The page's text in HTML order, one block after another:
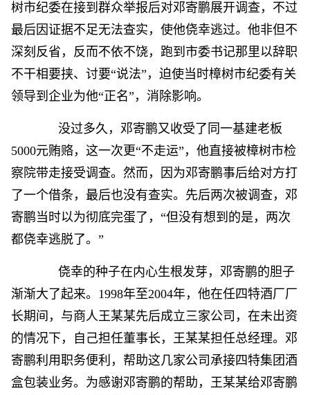
树市纪委在接到群众举报后对邓寄鹏展开调查，不过
最后因证据不足无法查实，使他侥幸逃过。他非但不
深刻反省，反而不依不饶，跑到市委书记那里以辞职
不干相要挟、讨要“说法”，迫使当时樟树市纪委有关
领导到企业为他“正名”，消除影响。
没过多久，邓寄鹏又收受了同一基建老板
5000元贿赂，这一次更“不走运”，他直接被樟树市检
察院带走接受调查。然而，因为邓寄鹏事后给对方打
了一个借条，最后也没有查实。先后两次被调查，邓
寄鹏当时以为彻底完蛋了，“但没有想到的是，两次
都侥幸逃脱了。”
侥幸的种子在内心生根发芽，邓寄鹏的胆子
渐渐大了起来。1998年至2004年，他在任四特酒厂厂
长期间，与商人王某某先后成立三家公司，在未出资
的情况下，自己担任董事长，王某某担任总经理。邓
寄鹏利用职务便利，帮助这几家公司承接四特集团酒
盒包装业务。为感谢邓寄鹏的帮助，王某某给邓寄鹏